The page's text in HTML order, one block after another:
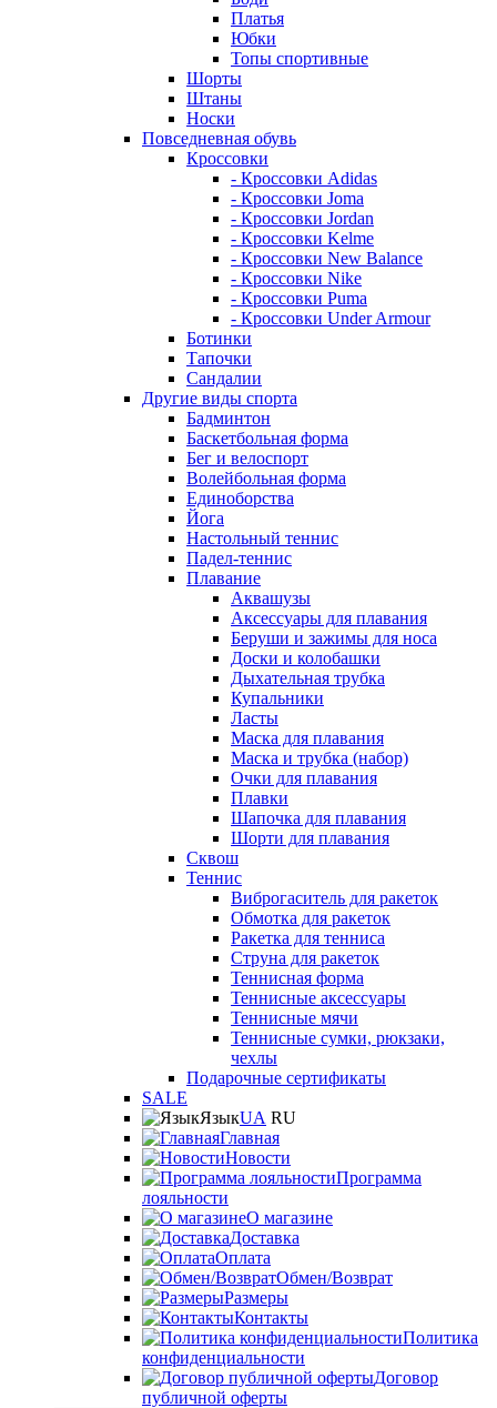
Платья
Юбки
Топы спортивные
Шорты
Штаны
Носки
Повседневная обувь
Кроссовки
- Кроссовки Adidas
- Кроссовки Joma
- Кроссовки Jordan
- Кроссовки Kelme
- Кроссовки New Balance
- Кроссовки Nike
- Кроссовки Puma
- Кроссовки Under Armour
Ботинки
Тапочки
Сандалии
Другие виды спорта
Бадминтон
Баскетбольная форма
Бег и велоспорт
Волейбольная форма
Единоборства
Йога
Настольный теннис
Падел-теннис
Плавание
Аквашузы
Аксессуары для плавания
Беруши и зажимы для носа
Доски и колобашки
Дыхательная трубка
Купальники
Ласты
Маска для плавания
Маска и трубка (набор)
Очки для плавания
Плавки
Шапочка для плавания
Шорти для плавания
Сквош
Теннис
Виброгаситель для ракеток
Обмотка для ракеток
Ракетка для тенниса
Струна для ракеток
Теннисная форма
Теннисные аксессуары
Теннисные мячи
Теннисные сумки, рюкзаки,
чехлы
Подарочные сертификаты
SALE
ЯзыкUA RU
Главная
Новости
Программа
лояльности
О магазине
Доставка
Оплата
Обмен/Возврат
Размеры
Контакты
Политика
конфиденциальности
Договор
публичной оферты